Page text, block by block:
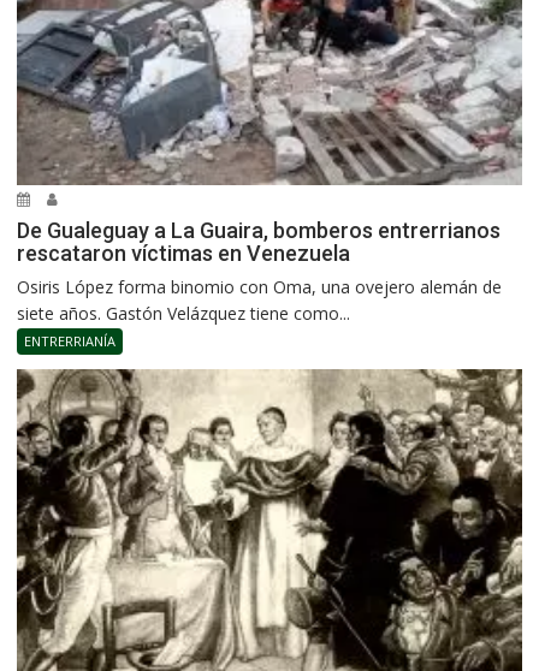
De Gualeguay a La Guaira, bomberos entrerrianos
rescataron víctimas en Venezuela
Osiris López forma binomio con Oma, una ovejero alemán de
siete años. Gastón Velázquez tiene como...
ENTRERRIANÍA